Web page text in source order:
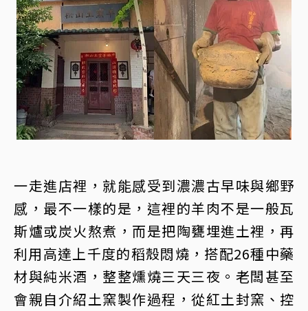
一走進店裡，就能感受到濃濃古早味與鄉野
感，最不一樣的是，這裡的羊肉不是一般瓦
斯爐或炭火熬煮，而是把陶甕埋進土裡，再
利用高達上千度的稻殼悶燒，搭配26種中藥
材與純米酒，整整燻燒三天三夜。老闆甚至
會親自介紹土窯製作過程，從紅土封窯、控